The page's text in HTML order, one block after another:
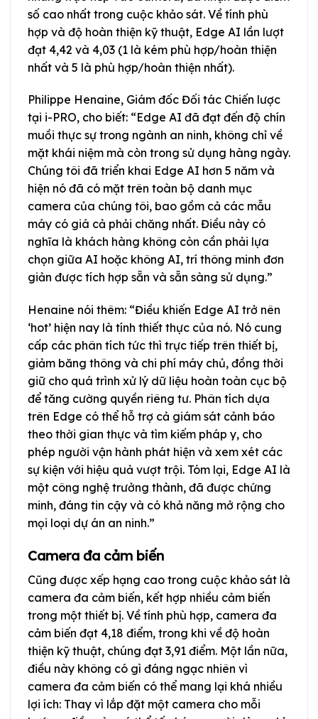
số cao nhất trong cuộc khảo sát. Về tính phù
hợp và độ hoàn thiện kỹ thuật, Edge AI lần lượt
đạt 4,42 và 4,03 (1 là kém phù hợp/hoàn thiện
nhất và 5 là phù hợp/hoàn thiện nhất).
Philippe Henaine, Giám đốc Đối tác Chiến lược
tại i-PRO, cho biết: “Edge AI đã đạt đến độ chín
muồi thực sự trong ngành an ninh, không chỉ về
mặt khái niệm mà còn trong sử dụng hàng ngày.
Chúng tôi đã triển khai Edge AI hơn 5 năm và
hiện nó đã có mặt trên toàn bộ danh mục
camera của chúng tôi, bao gồm cả các mẫu
máy có giá cả phải chăng nhất. Điều này có
nghĩa là khách hàng không còn cần phải lựa
chọn giữa AI hoặc không AI, trí thông minh đơn
giản được tích hợp sẵn và sẵn sàng sử dụng.”
Henaine nói thêm: “Điều khiến Edge AI trở nên
‘hot’ hiện nay là tính thiết thực của nó. Nó cung
cấp các phân tích tức thì trực tiếp trên thiết bị,
giảm băng thông và chi phí máy chủ, đồng thời
giữ cho quá trình xử lý dữ liệu hoàn toàn cục bộ
để tăng cường quyền riêng tư. Phân tích dựa
trên Edge có thể hỗ trợ cả giám sát cảnh báo
theo thời gian thực và tìm kiếm pháp y, cho
phép người vận hành phát hiện và xem xét các
sự kiện với hiệu quả vượt trội. Tóm lại, Edge AI là
một công nghệ trưởng thành, đã được chứng
minh, đáng tin cậy và có khả năng mở rộng cho
mọi loại dự án an ninh.”
Camera đa cảm biến
Cũng được xếp hạng cao trong cuộc khảo sát là
camera đa cảm biến, kết hợp nhiều cảm biến
trong một thiết bị. Về tính phù hợp, camera đa
cảm biến đạt 4,18 điểm, trong khi về độ hoàn
thiện kỹ thuật, chúng đạt 3,91 điểm. Một lần nữa,
điều này không có gì đáng ngạc nhiên vì
camera đa cảm biến có thể mang lại khá nhiều
lợi ích: Thay vì lắp đặt một camera cho mỗi